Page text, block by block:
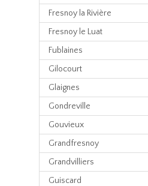
Fresnoy la Rivière
Fresnoy le Luat
Fublaines
Gilocourt
Glaignes
Gondreville
Gouvieux
Grandfresnoy
Grandvilliers
Guiscard